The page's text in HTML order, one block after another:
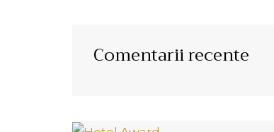
Comentarii recente